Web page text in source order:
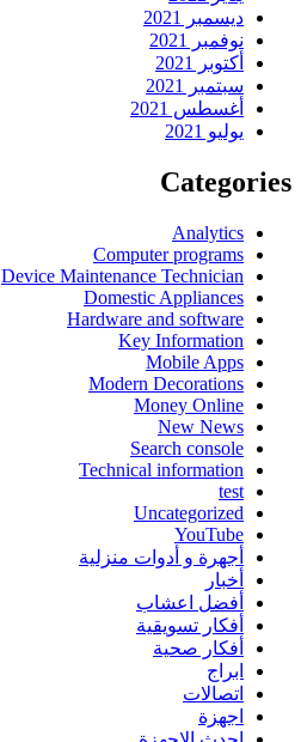
ديسمبر 2021
نوفمبر 2021
أكتوبر 2021
سبتمبر 2021
أغسطس 2021
يوليو 2021
Categories
Analytics
Computer programs
Device Maintenance Technician
Domestic Appliances
Hardware and software
Key Information
Mobile Apps
Modern Decorations
Money Online
New News
Search console
Technical information
test
Uncategorized
YouTube
أجهرة و أدوات منزلية
أخبار
أفضل اعشاب
أفكار تسويقية
أفكار صحية
ابراج
اتصالات
اجهزة